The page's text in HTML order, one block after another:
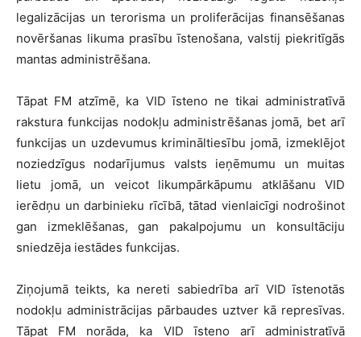
legalizācijas un terorisma un proliferācijas finansēšanas
novēršanas likuma prasību īstenošana, valstij piekritīgās
mantas administrēšana.
Tāpat FM atzīmē, ka VID īsteno ne tikai administratīvā
rakstura funkcijas nodokļu administrēšanas jomā, bet arī
funkcijas un uzdevumus krimināltiesību jomā, izmeklējot
noziedzīgus nodarījumus valsts ieņēmumu un muitas
lietu jomā, un veicot likumpārkāpumu atklāšanu VID
ierēdņu un darbinieku rīcībā, tātad vienlaicīgi nodrošinot
gan izmeklēšanas, gan pakalpojumu un konsultāciju
sniedzēja iestādes funkcijas.
Ziņojumā teikts, ka nereti sabiedrība arī VID īstenotās
nodokļu administrācijas pārbaudes uztver kā represīvas.
Tāpat FM norāda, ka VID īsteno arī administratīvā